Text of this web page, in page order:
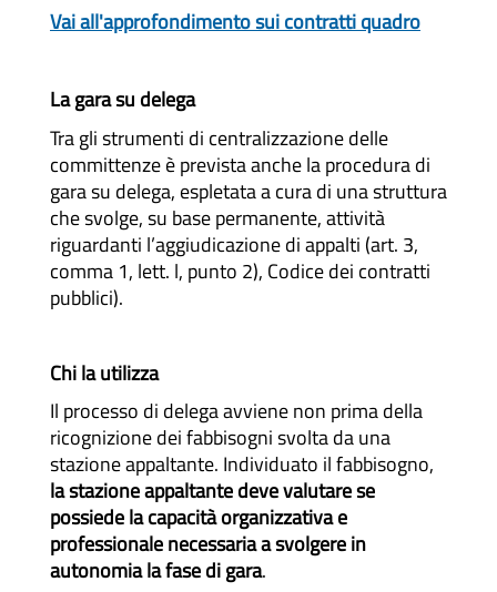
Vai all'approfondimento sui contratti quadro
La gara su delega
Tra gli strumenti di centralizzazione delle
committenze è prevista anche la procedura di
gara su delega, espletata a cura di una struttura
che svolge, su base permanente, attività
riguardanti l’aggiudicazione di appalti (art. 3,
comma 1, lett. l, punto 2), Codice dei contratti
pubblici).
Chi la utilizza
Il processo di delega avviene non prima della
ricognizione dei fabbisogni svolta da una
stazione appaltante. Individuato il fabbisogno,
la stazione appaltante deve valutare se
possiede la capacità organizzativa e
professionale necessaria a svolgere in
autonomia la fase di gara.